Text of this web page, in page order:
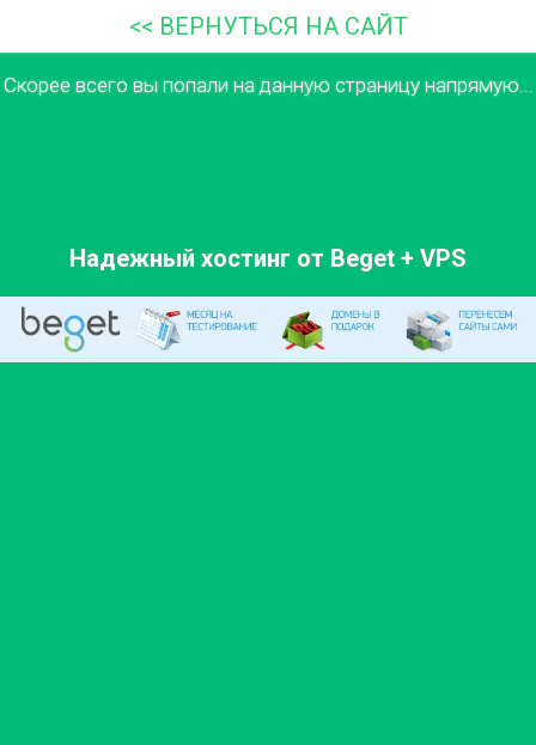
<< ВЕРНУТЬСЯ НА САЙТ
Скорее всего вы попали на данную страницу напрямую...
Надежный хостинг от Beget + VPS